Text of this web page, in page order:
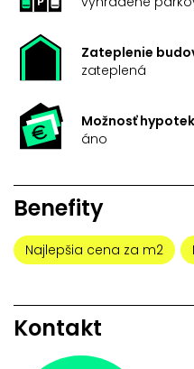
Zateplenie
zateplená
Možnosť
áno
Benefity
Najlepšia cena za m2
Kontakt